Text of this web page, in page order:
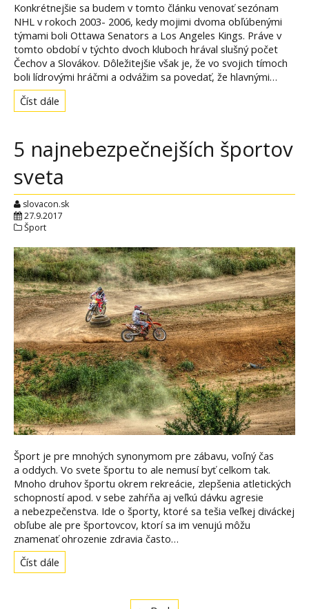
Konkrétnejšie sa budem v tomto článku venovať sezónam
NHL v rokoch 2003- 2006, kedy mojimi dvoma obľúbenými
týmami boli Ottawa Senators a Los Angeles Kings. Práve v
tomto období v týchto dvoch kluboch hrával slušný počet
Čechov a Slovákov. Dôležitejšie však je, že vo svojich tímoch
boli lídrovými hráčmi a odvážim sa povedať, že hlavnými…
Číst dále
5 najnebezpečnejších športov
sveta
slovacon.sk
27.9.2017
Šport
Šport je pre mnohých synonymom pre zábavu, voľný čas
a oddych. Vo svete športu to ale nemusí byť celkom tak.
Mnoho druhov športu okrem rekreácie, zlepšenia atletických
schopností apod. v sebe zahŕňa aj veľkú dávku agresie
a nebezpečenstva. Ide o športy, ktoré sa tešia veľkej diváckej
obľube ale pre športovcov, ktorí sa im venujú môžu
znamenať ohrozenie zdravia často…
Číst dále